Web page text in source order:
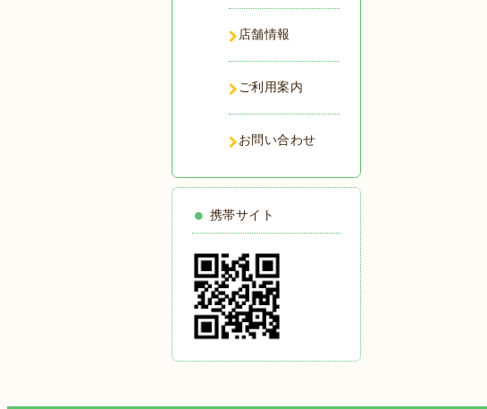
店舗情報
ご利用案内
お問い合わせ
携帯サイト